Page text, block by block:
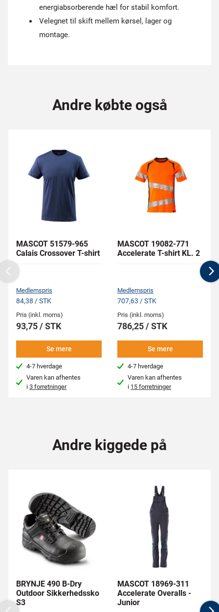
energiabsorberende hæl for stabil komfort.
Velegnet til skift mellem kørsel, lager og
montage.
Andre købte også
MASCOT 51579-965
Calais Crossover T-shirt
Medlemspris
84,38 / STK
Pris (inkl. moms)
93,75 / STK
Se mere
4-7 hverdage
Varen kan afhentes
i3 forretninger
MASCOT 19082-771
Accelerate T-shirt KL. 2
Medlemspris
707,63 / STK
Pris (inkl. moms)
786,25 / STK
Se mere
4-7 hverdage
Varen kan afhentes
i 15 forretninger
Previous
Andre kiggede på
BRYNJE 490 B-Dry
Outdoor Sikkerhedssko
S3
MASCOT 18969-311
Accelerate Overalls -
Junior